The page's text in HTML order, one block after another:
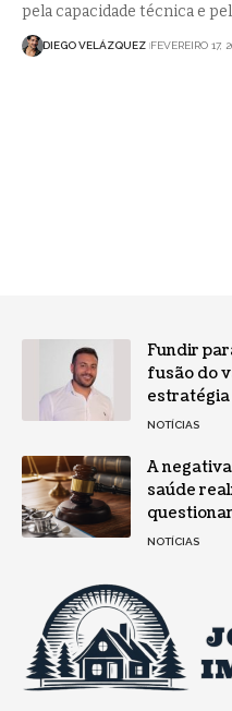
pela capacidade técnica e
DIEGO VELÁZQUEZ FEVEREIRO 17,
Fundir
fusão do
NOTÍCIAS
A
saúde
NOTÍCIAS